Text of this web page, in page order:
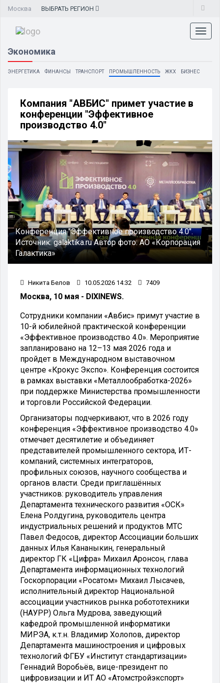
Москва ВЫБРАТЬ РЕГИОН
Экономика
ЭНЕРГЕТИКА ФИНАНСЫ ТРАНСПОРТ ПРОМЫШЛЕННОСТЬ ЖКХ БИЗНЕС
Компания "АВБИС" примет участие в
конференции "Эффективное
производство 4.0"
Конференция "Эффективное производство 4.0".
Источник:galaktika.ruАвтор фото:АО «Корпорация
Галактика»
Никита Белов 10.05.2026 14:32 7409
Москва, 10 мая - DIXINEWS.
Сотрудники компании «Авбис» примут участие в
10-й юбилейной практической конференции
«Эффективное производство 4.0». Мероприятие
запланировано на 12–13 мая 2026 года и
пройдет в Международном выставочном
центре «Крокус Экспо». Конференция состоится
в рамках выставки «Металлообработка-2026»
при поддержке Министерства промышленности
и торговли Российской Федерации.
Организаторы подчеркивают, что в 2026 году
конференция «Эффективное производство 4.0»
отмечает десятилетие и объединяет
представителей промышленного сектора, ИТ-
компаний, системных интеграторов,
профильных союзов, научного сообщества и
органов власти. Среди приглашённых
участников: руководитель управления
Департамента технического развития «ОСК»
Елена Ролдугина, руководитель центра
индустриальных решений и продуктов МТС
Павел Федосов, директор Ассоциации больших
данных Илья Кананыкин, генеральный
директор ГК «Цифра» Михаил Аронсон, глава
Департамента информационных технологий
Госкорпорации «Росатом» Михаил Лысачев,
исполнительный директор Национальной
ассоциации участников рынка робототехники
(НАУРР) Ольга Мудрова, заведующий
кафедрой промышленной информатики
МИРЭА, к.т.н. Владимир Холопов, директор
Департамента машиностроения и цифровых
технологий ФГБУ «Институт стандартизации»
Геннадий Воробьёв, вице-президент по
цифровизации и ИТ АО «Атомстройэкспорт»